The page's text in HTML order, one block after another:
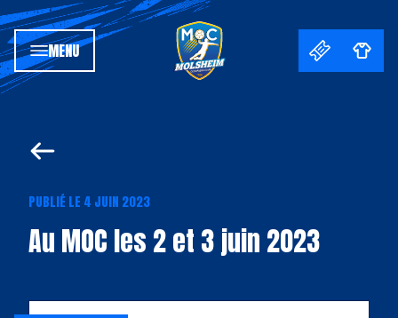
MENU
PUBLIÉ LE 4 JUIN 2023
Au MOC les 2 et 3 juin 2023